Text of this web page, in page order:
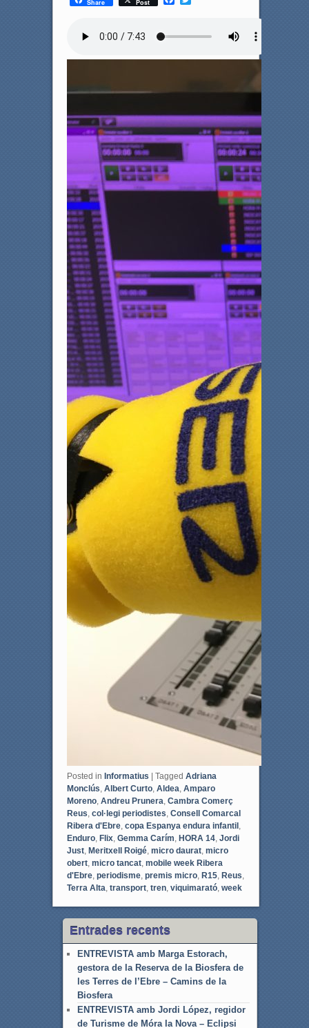
Share Post
Posted in Informatius Tagged Adriana
Monclús, Albert Curto, Aldea, Amparo
Moreno, Andreu Prunera, Cambra Comerç
Reus, col·legi periodistes, Consell Comarcal
Ribera d'Ebre, copa Espanya endura infantil ,
Enduro, Flix, Gemma Carím, HORA 14, Jordi
Just, Meritxell Roigé, micro daurat, micro
obert, micro tancat, mobile week Ribera
d'Ebre, periodisme, premis micro, R15, Reus,
Terra Alta, transport, tren, viquimarató, week
Entrades recents
ENTREVISTA amb Marga Estorach,
gestora de la Reserva de la Biosfera de
les Terres de l’Ebre – Camins de la
Biosfera
ENTREVISTA amb Jordi López, regidor
de Turisme de Móra la Nova – Eclipsi